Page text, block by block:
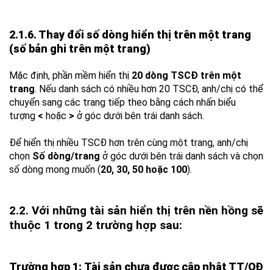
2.1.6. Thay đổi số dòng hiển thị trên một trang
(số bản ghi trên một trang)
Mặc định, phần mềm hiển thị 20 dòng TSCĐ trên một
trang. Nếu danh sách có nhiều hơn 20 TSCĐ, anh/chị có thể
chuyển sang các trang tiếp theo bằng cách nhấn biểu
tượng < hoặc > ở góc dưới bên trái danh sách.
Để hiển thị nhiều TSCĐ hơn trên cùng một trang, anh/chị
chọn Số dòng/trang ở góc dưới bên trái danh sách và chọn
số dòng mong muốn (20, 30, 50 hoặc 100).
2.2. Với những tài sản hiển thị trên nền hồng sẽ
thuộc 1 trong 2 trường hợp sau:
Trường hợp 1: Tài sản chưa được cập nhật TT/QĐ